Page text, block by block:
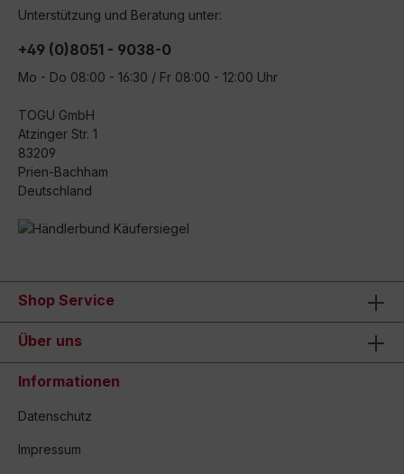
Unterstützung und Beratung unter:
+49 (0)8051 - 9038-0
Mo - Do 08:00 - 16:30 / Fr 08:00 - 12:00 Uhr
TOGU GmbH
Atzinger Str. 1
83209
Prien-Bachham
Deutschland
Shop Service
Über uns
Informationen
Datenschutz
Impressum